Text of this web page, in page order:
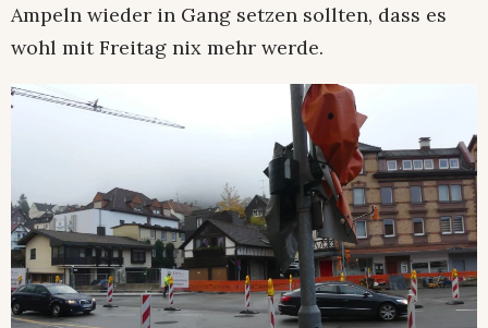
Ampeln wieder in Gang setzen sollten, dass es
wohl mit Freitag nix mehr werde.